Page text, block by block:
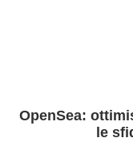
OpenSea:
le